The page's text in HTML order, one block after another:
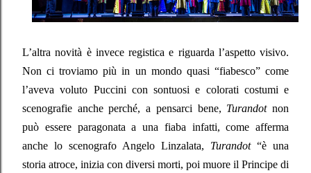
L’altra novità è invece registica e riguarda l’aspetto visivo.
Non ci troviamo più in un mondo quasi “fiabesco” come
l’aveva voluto Puccini con sontuosi e colorati costumi e
scenografie anche perché, a pensarci bene, Turandotnon
può essere paragonata a una fiaba infatti, come afferma
anche lo scenografo Angelo Linzalata, Turandot“è una
storia atroce, inizia con diversi morti, poi muore il Principe di